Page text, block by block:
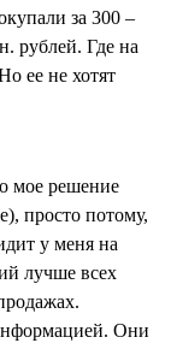
за 300 –
рублей. Где на
ее не хотят
мое решение
просто потому,
у меня на
лучше всех
Они